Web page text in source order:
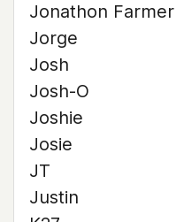
Jonathon Farmer
Jorge
Josh
Josh-O
Joshie
Josie
JT
Justin